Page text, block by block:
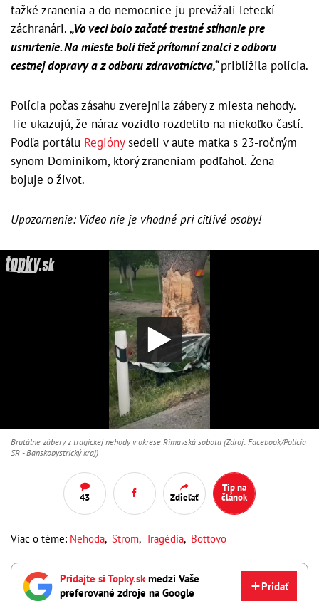
ťažké zranenia a do nemocnice ju prevážali leteckí
záchranári. „Vo veci bolo začaté trestné stíhanie pre
usmrtenie. Na mieste boli tiež prítomní znalci z odboru
cestnej dopravy a z odboru zdravotníctva,“priblížila polícia.
Polícia počas zásahu zverejnila zábery z miesta nehody.
Tie ukazujú, že náraz vozidlo rozdelilo na niekoľko častí.
Podľa portálu Regiónysedeli v aute matka s 23-ročným
synom Dominikom, ktorý zraneniam podľahol. Žena
bojuje o život.
Upozornenie: Video nie je vhodné pri citlivé osoby!
Brutálne zábery z tragickej nehody v okrese Rimavská sobota (Zdroj: Facebook/Polícia
SR - Banskobystrický kraj)
43 Zdieľať
Tip na
článok
Viac o téme: Nehoda, Strom, Tragédia, Bottovo
Pridajte si Topky.skmedzi Vaše
preferované zdroje na Google
Pridať